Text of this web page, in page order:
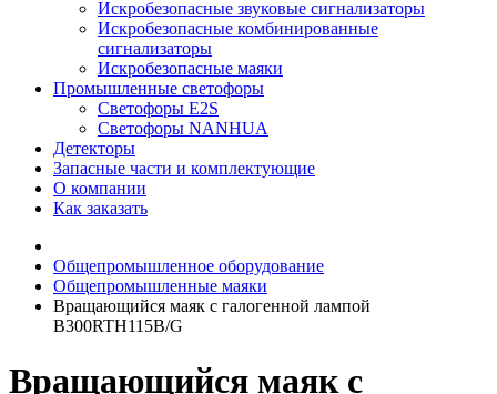
Искробезопасные звуковые сигнализаторы
Искробезопасные комбинированные
сигнализаторы
Искробезопасные маяки
Промышленные светофоры
Светофоры E2S
Светофоры NANHUA
Детекторы
Запасные части и комплектующие
О компании
Как заказать
Общепромышленное оборудование
Общепромышленные маяки
Вращающийся маяк с галогенной лампой
B300RTH115B/G
Вращающийся маяк с